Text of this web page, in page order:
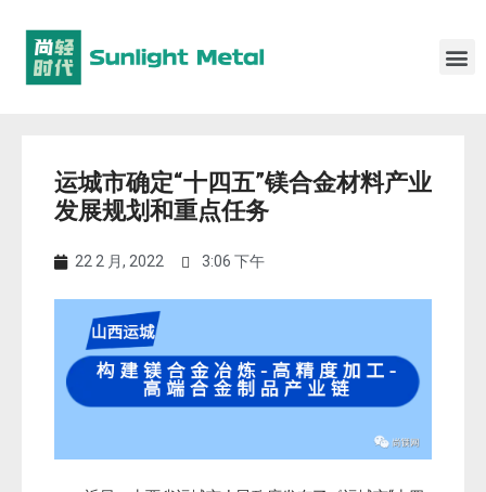
运城市确定“十四五”镁合金材料产业
发展规划和重点任务
22 2 月, 2022 3:06 下午